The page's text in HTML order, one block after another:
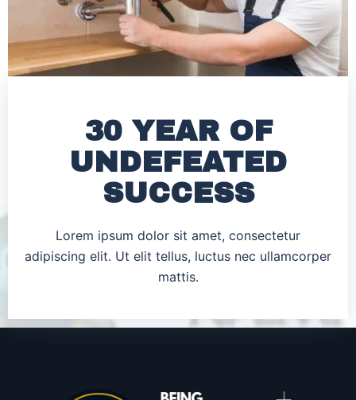
30 YEAR OF
UNDEFEATED
SUCCESS
Lorem ipsum dolor sit amet, consectetur
adipiscing elit. Ut elit tellus, luctus nec ullamcorper
mattis.